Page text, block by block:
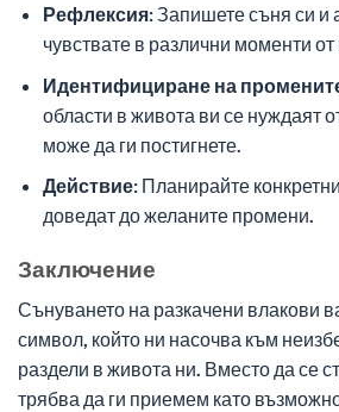
Рефлексия:Запишете съня си и
чувствате в различни моменти от
Идентифициране на
области в живота ви се нуждаят
може да ги постигнете.
Действие:Планирайте
доведат до желаните промени.
Заключение
Сънуването на разкачени влакови
символ, който ни насочва към
раздели в живота ни. Вместо да се
трябва да ги приемем като